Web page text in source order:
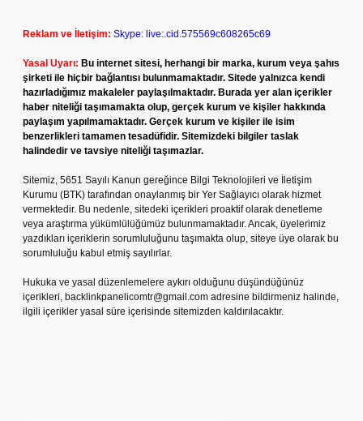
Reklam ve İletişim: Skype: live:.cid.575569c608265c69
Yasal Uyarı: Bu internet sitesi, herhangi bir marka, kurum veya şahıs
şirketi ile hiçbir bağlantısı bulunmamaktadır. Sitede yalnızca kendi
hazırladığımız makaleler paylaşılmaktadır. Burada yer alan içerikler
haber niteliği taşımamakta olup, gerçek kurum ve kişiler hakkında
paylaşım yapılmamaktadır. Gerçek kurum ve kişiler ile isim
benzerlikleri tamamen tesadüfidir. Sitemizdeki bilgiler taslak
halindedir ve tavsiye niteliği taşımazlar.
Sitemiz, 5651 Sayılı Kanun gereğince Bilgi Teknolojileri ve İletişim
Kurumu (BTK) tarafından onaylanmış bir Yer Sağlayıcı olarak hizmet
vermektedir. Bu nedenle, sitedeki içerikleri proaktif olarak denetleme
veya araştırma yükümlülüğümüz bulunmamaktadır. Ancak, üyelerimiz
yazdıkları içeriklerin sorumluluğunu taşımakta olup, siteye üye olarak bu
sorumluluğu kabul etmiş sayılırlar.
Hukuka ve yasal düzenlemelere aykırı olduğunu düşündüğünüz
içerikleri, backlinkpanelicomtr@gmail.com adresine bildirmeniz halinde,
ilgili içerikler yasal süre içerisinde sitemizden kaldırılacaktır.